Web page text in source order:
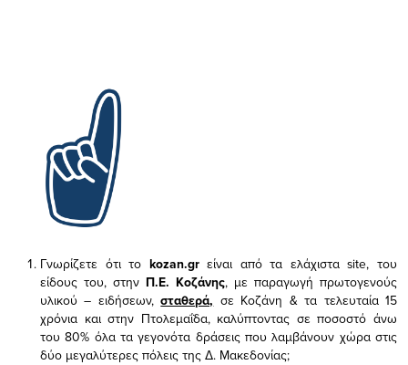
Γνωρίζετε ότι το kozan.gr είναι από τα ελάχισταsite, του
είδους του, στην Π.Ε. Κοζάνης, με παραγωγή πρωτογενούς
υλικού – ειδήσεων,σταθερά, σε Κοζάνη & τα τελευταία 15
χρόνια και στην Πτολεμαΐδα, καλύπτοντας σε ποσοστό άνω
του 80% όλα τα γεγονότα δράσεις που λαμβάνουν χώρα στις
δύο μεγαλύτερες πόλεις της Δ. Μακεδονίας;